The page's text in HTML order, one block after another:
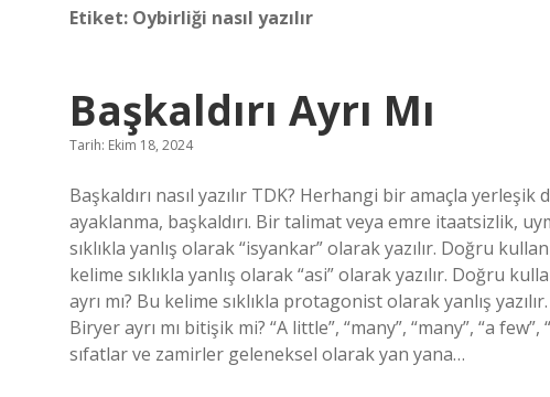
Etiket: Oybirliği nasıl yazılır
Başkaldırı Ayrı Mı
Tarih: Ekim 18, 2024
Başkaldırı nasıl yazılır TDK? Herhangi bir amaçla
ayaklanma, başkaldırı. Bir talimat veya emre itaatsizlik,
sıklıkla yanlış olarak “isyankar” olarak yazılır. Doğru
kelime sıklıkla yanlış olarak “asi” olarak yazılır. Doğru
ayrı mı? Bu kelime sıklıkla protagonist olarak yanlış
Biryer ayrı mı bitişik mi? “A little”, “many”, “many”, “a
sıfatlar ve zamirler geleneksel olarak yan yana…